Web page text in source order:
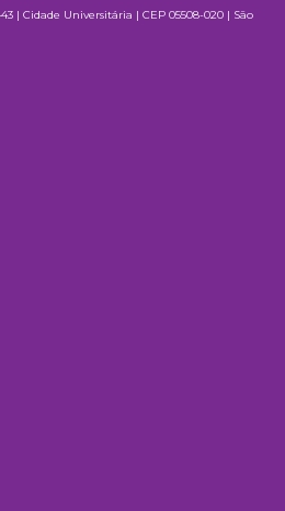
| Cidade Universitária | CEP 05508-020 | São